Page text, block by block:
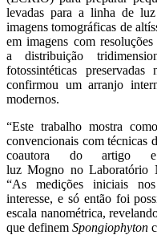
levadas para a linha de
imagens tomográficas de
em imagens com
a distribuição
fotossintéticas
confirmou um arranjo
modernos.
“Este trabalho mostra
convencionais com técnicas
coautora do artigo
luz Mogno no Laboratório
“As medições iniciais
interesse, e só então foi
escala nanométrica,
que definem Spongiophyton